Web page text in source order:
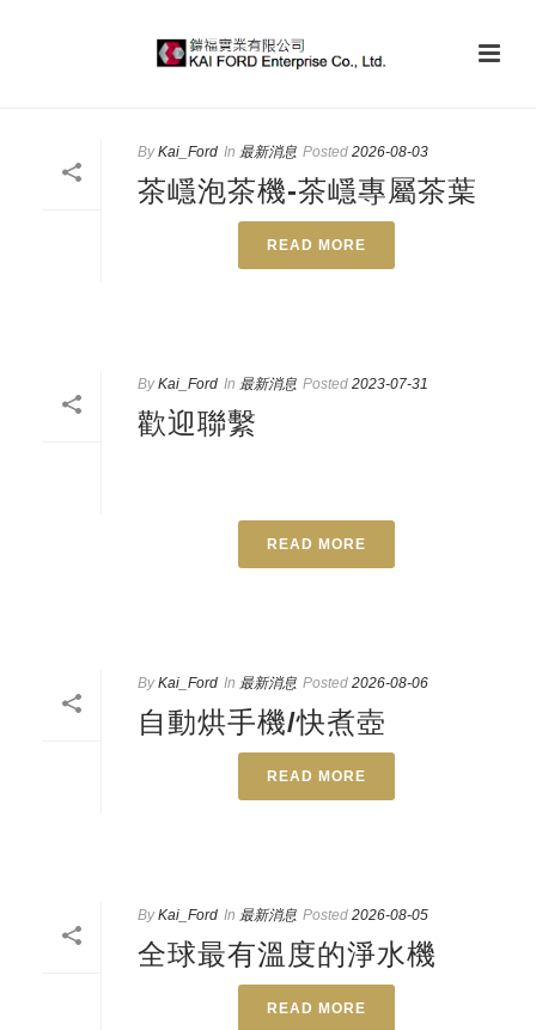
By Kai_Ford In 最新消息 Posted 2026-08-03
茶嶾泡茶機-茶嶾專屬茶葉
READ MORE
By Kai_Ford In 最新消息 Posted 2023-07-31
歡迎聯繫
READ MORE
By Kai_Ford In 最新消息 Posted 2026-08-06
自動烘手機/快煮壺
READ MORE
By Kai_Ford In 最新消息 Posted 2026-08-05
全球最有溫度的淨水機
READ MORE